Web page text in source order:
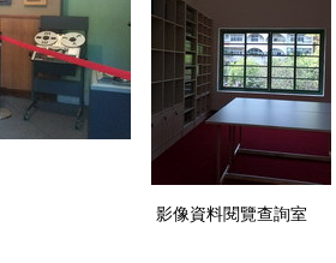
影像資料閱覽查詢室